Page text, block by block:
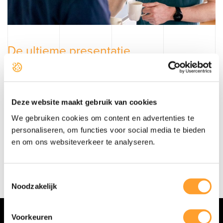
Deze website maakt gebruik van cookies
We gebruiken cookies om content en advertenties te
personaliseren, om functies voor social media te bieden
en om ons websiteverkeer te analyseren.
Noodzakelijk
Voorkeuren
De ultieme presentatie
Aanbod met beleving
perfecte presentatie van woningen, nieuwbouw en
gekoppeld met de makelaarssoftware van jouw kantoor.
Vindt er een mutatie plaats, dan wordt deze automatisch
doorgevoerd. Je kunt objecten ook op de website plaatsen